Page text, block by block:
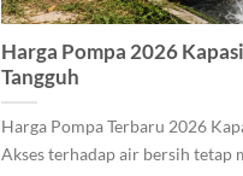
Harga Pompa 2026
Tangguh
Harga Pompa Terbaru 2026
Akses terhadap air bersih tetap